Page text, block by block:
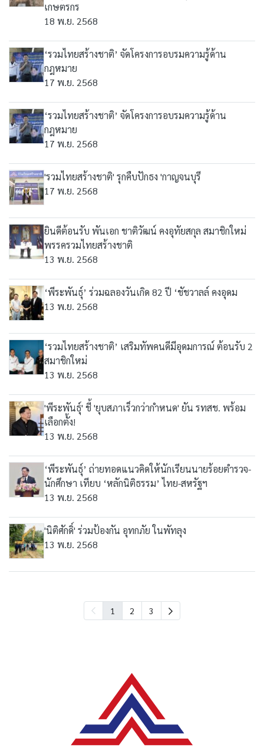
เกษตรกร
18 พ.ย. 2568
‘รวมไทยสร้างชาติ’ จัดโครงการอบรมความรู้ด้าน
กฎหมาย
17 พ.ย. 2568
‘รวมไทยสร้างชาติ’ จัดโครงการอบรมความรู้ด้าน
กฎหมาย
17 พ.ย. 2568
'รวมไทยสร้างชาติ' รุกคืบปักธง 'กาญจนบุรี
17 พ.ย. 2568
ยินดีต้อนรับ พันเอก ชาติวัฒน์ คงอุทัยสกุล สมาชิกใหม่
พรรครวมไทยสร้างชาติ
13 พ.ย. 2568
‘พีระพันธุ์’ ร่วมฉลองวันเกิด 82 ปี ‘ชัชวาลล์ คงอุดม
13 พ.ย. 2568
‘รวมไทยสร้างชาติ’ เสริมทัพคนดีมีอุดมการณ์ ต้อนรับ 2
สมาชิกใหม่
13 พ.ย. 2568
'พีระพันธุ์' ชี้ 'ยุบสภาเร็วกว่ากำหนด' ยัน รทสช. พร้อม
เลือกตั้ง!
13 พ.ย. 2568
‘พีระพันธุ์’ ถ่ายทอดแนวคิดให้นักเรียนนายร้อยตำรวจ-
นักศึกษา เทียบ ‘หลักนิติธรรม’ ไทย-สหรัฐฯ
13 พ.ย. 2568
'นิติศักดิ์' ร่วมป้องกัน อุทกภัย ในพัทลุง
13 พ.ย. 2568
1 2 3